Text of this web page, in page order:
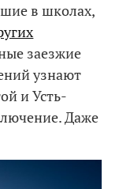
в школах,
заезжие
узнают
и Усть-
Даже